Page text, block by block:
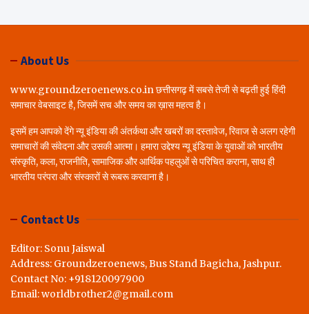
About Us
www.groundzeroenews.co.in छत्तीसगढ़ में सबसे तेजी से बढ़ती हुई हिंदी
समाचार वेबसाइट है, जिसमें सच और समय का ख़ास महत्व है।
इसमें हम आपको देंगे न्यू इंडिया की अंतर्कथा और खबरों का दस्तावेज, रिवाज से अलग रहेगी
समाचारों की संवेदना और उसकी आत्मा। हमारा उद्देश्य न्यू इंडिया के युवाओं को भारतीय
संस्कृति, कला, राजनीति, सामाजिक और आर्थिक पहलुओं से परिचित कराना, साथ ही
भारतीय परंपरा और संस्कारों से रूबरू करवाना है।
Contact Us
Editor: Sonu Jaiswal
Address: Groundzeroenews, Bus Stand Bagicha, Jashpur.
Contact No: +918120097900
Email: worldbrother2@gmail.com